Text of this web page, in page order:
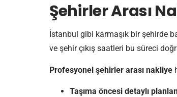
Şehirler Arası
İstanbul gibi karmaşık bir şehirde
ve şehir çıkış saatleri bu süreci
Profesyonel şehirler arası nakliye
Taşıma öncesi detaylı